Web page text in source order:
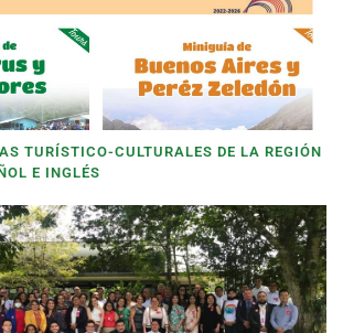
TURÍSTICO-CULTURALES DE LA REGIÓN
E INGLÉS